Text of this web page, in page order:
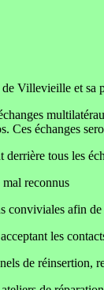
Villevieille et sa
échanges
tous les
reconnus
conviviales afin
les
de réinsertion,